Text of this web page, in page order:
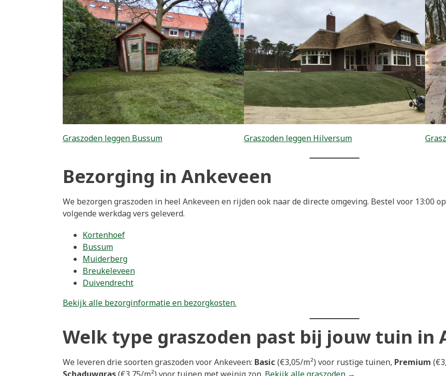
Graszoden leggen Bussum Graszoden leggen Hilversum
Bezorging in Ankeveen
We bezorgen graszoden in heel Ankeveen en rijden ook naar de directe omgeving. Bestel voor 13:00
volgende werkdag vers geleverd.
Kortenhoef
Bussum
Muiderberg
Breukeleveen
Duivendrecht
Bekijk alle bezorginformatie en bezorgkosten.
Welk type graszoden past bij jouw tuin in
We leveren drie soorten graszoden voor Ankeveen: Basic (€3,05/m²) voor rustige tuinen, Premium